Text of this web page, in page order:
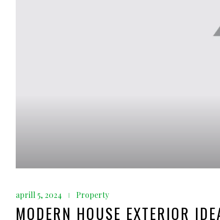
aprill 5, 2024 Property
MODERN HOUSE EXTERIOR